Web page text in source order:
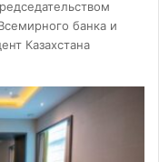
банка и
Казахстана